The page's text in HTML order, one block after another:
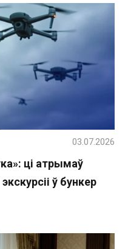
ці атрымаў
ў бункер
03.07.2026